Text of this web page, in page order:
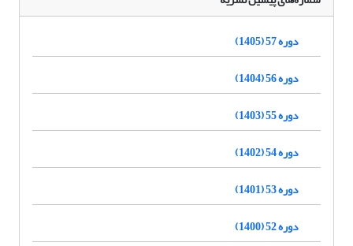
دوره 57 (1405)
دوره 56 (1404)
دوره 55 (1403)
دوره 54 (1402)
دوره 53 (1401)
دوره 52 (1400)